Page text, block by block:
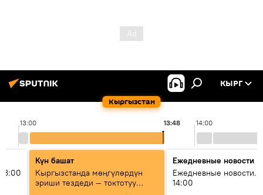
Кыргызстан
КЫРГ
13:00 14:00
13:48
Күн башат
Кыргызстанда мөңгүлөрдүн
эриши тездеди — токтотуу
Ежедневные новости
Ежедневные новости.
14:00